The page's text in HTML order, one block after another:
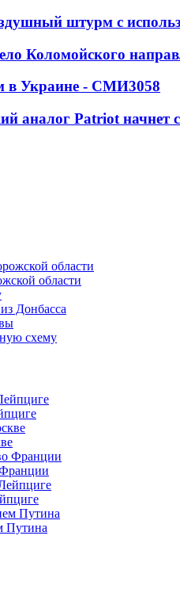
штурм с
Коломойского
в Украине - СМИ3058
аналог Patriot начнет
области
Донбасса
схему
Путина